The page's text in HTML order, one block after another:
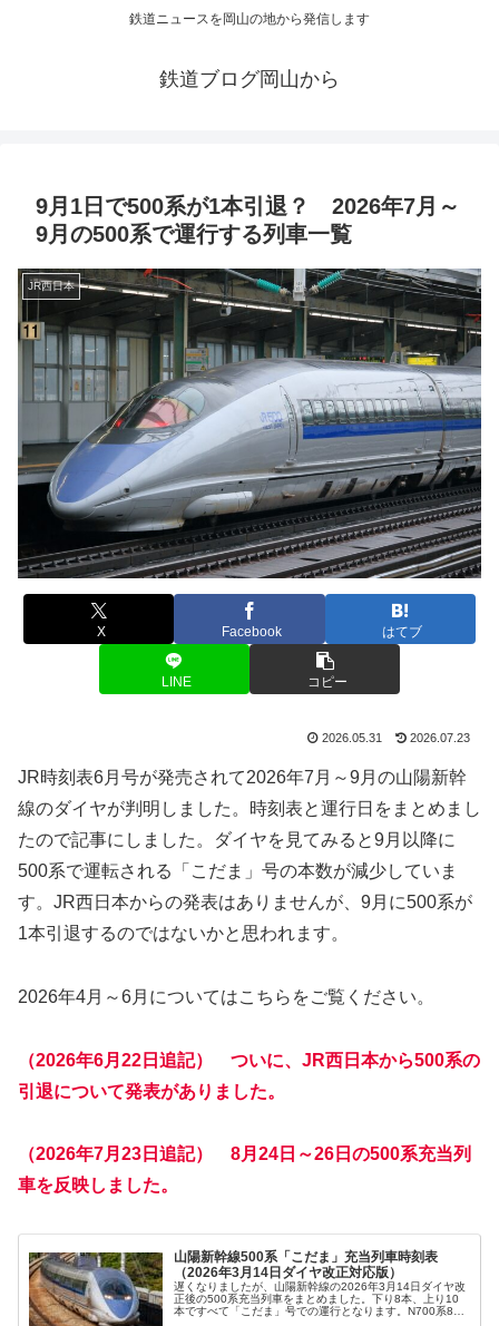
鉄道ニュースを岡山の地から発信します
鉄道ブログ岡山から
9月1日で500系が1本引退？ 2026年7月～
9月の500系で運行する列車一覧
JR西日本
X Facebook はてブ
LINE コピー
2026.05.31 2026.07.23
JR時刻表6月号が発売されて2026年7月～9月の山陽新幹
線のダイヤが判明しました。時刻表と運行日をまとめまし
たので記事にしました。ダイヤを見てみると9月以降に
500系で運転される「こだま」号の本数が減少していま
す。JR西日本からの発表はありませんが、9月に500系が
1本引退するのではないかと思われます。
2026年4月～6月についてはこちらをご覧ください。
（2026年6月22日追記） ついに、JR西日本から500系の
引退について発表がありました。
（2026年7月23日追記）
8月24日～26日の500系充当列
車を反映しました。
山陽新幹線500系「こだま」充当列車時刻表
（2026年3月14日ダイヤ改正対応版）
遅くなりましたが、山陽新幹線の2026年3月14日ダイヤ改
正後の500系充当列車をまとめました。下り8本、上り10
本ですべて「こだま」号での運行となります。N700系8両